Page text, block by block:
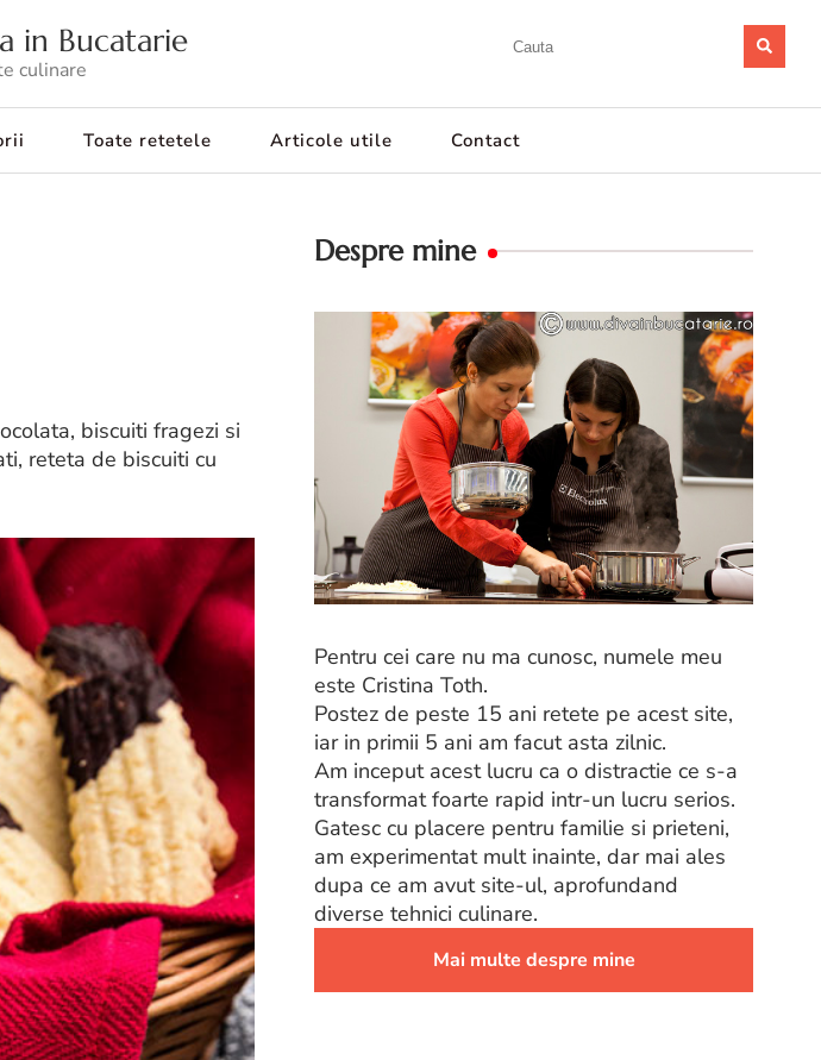
in Bucatarie
culinare
Toate retetele Articole utile Contact
biscuiti fragezi si
reteta de biscuiti cu
Despre mine
Pentru cei care nu ma cunosc, numele meu
este Cristina Toth.
Postez de peste 15 ani retete pe acest site,
iar in primii 5 ani am facut asta zilnic.
Am inceput acest lucru ca o distractie ce s-a
transformat foarte rapid intr-un lucru serios.
Gatesc cu placere pentru familie si prieteni,
am experimentat mult inainte, dar mai ales
dupa ce am avut site-ul, aprofundand
diverse tehnici culinare.
Mai multe despre mine